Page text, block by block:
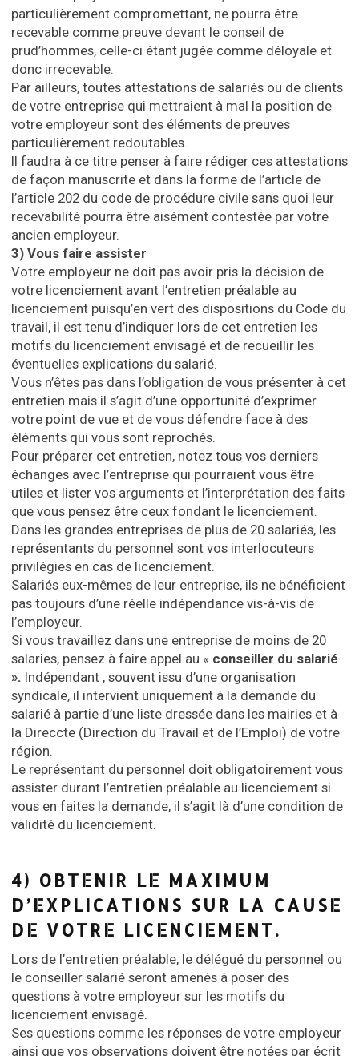
particulièrement compromettant, ne pourra être
recevable comme preuve devant le conseil de
prud’hommes, celle-ci étant jugée comme déloyale et
donc irrecevable.
Par ailleurs, toutes attestations de salariés ou de clients
de votre entreprise qui mettraient à mal la position de
votre employeur sont des éléments de preuves
particulièrement redoutables.
Il faudra à ce titre penser à faire rédiger ces attestations
de façon manuscrite et dans la forme de l’article de
l’article 202 du code de procédure civile sans quoi leur
recevabilité pourra être aisément contestée par votre
ancien employeur.
3) Vous faire assister
Votre employeur ne doit pas avoir pris la décision de
votre licenciement avant l’entretien préalable au
licenciement puisqu’en vert des dispositions du Code du
travail, il est tenu d’indiquer lors de cet entretien les
motifs du licenciement envisagé et de recueillir les
éventuelles explications du salarié.
Vous n’êtes pas dans l’obligation de vous présenter à cet
entretien mais il s’agit d’une opportunité d’exprimer
votre point de vue et de vous défendre face à des
éléments qui vous sont reprochés.
Pour préparer cet entretien, notez tous vos derniers
échanges avec l’entreprise qui pourraient vous être
utiles et lister vos arguments et l’interprétation des faits
que vous pensez être ceux fondant le licenciement.
Dans les grandes entreprises de plus de 20 salariés, les
représentants du personnel sont vos interlocuteurs
privilégies en cas de licenciement.
Salariés eux-mêmes de leur entreprise, ils ne bénéficient
pas toujours d’une réelle indépendance vis-à-vis de
l’employeur.
Si vous travaillez dans une entreprise de moins de 20
salaries, pensez à faire appel au « conseiller du salarié
». Indépendant , souvent issu d’une organisation
syndicale, il intervient uniquement à la demande du
salarié à partie d’une liste dressée dans les mairies et à
la Direccte (Direction du Travail et de l’Emploi) de votre
région.
Le représentant du personnel doit obligatoirement vous
assister durant l’entretien préalable au licenciement si
vous en faites la demande, il s’agit là d’une condition de
validité du licenciement.
4) OBTENIR LE MAXIMUM
D’EXPLICATIONS SUR LA CAUSE
DE VOTRE LICENCIEMENT.
Lors de l’entretien préalable, le délégué du personnel ou
le conseiller salarié seront amenés à poser des
questions à votre employeur sur les motifs du
licenciement envisagé.
Ses questions comme les réponses de votre employeur
ainsi que vos observations doivent être notées par écrit